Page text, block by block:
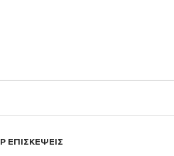
ΕΠΙΣΚΈΨΕΙΣ